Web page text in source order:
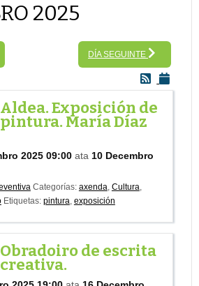
2025
DÍA SEGUINTE
Aldea. Exposición de
pintura. María Díaz
2025 09:00 ata 10 Decembro
Categorías: axenda, Cultura,
Etiquetas: pintura, exposición
Obradoiro de escrita
creativa.